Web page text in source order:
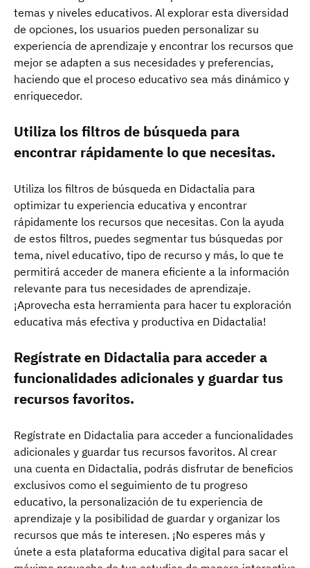
temas y niveles educativos. Al explorar esta diversidad
de opciones, los usuarios pueden personalizar su
experiencia de aprendizaje y encontrar los recursos que
mejor se adapten a sus necesidades y preferencias,
haciendo que el proceso educativo sea más dinámico y
enriquecedor.
Utiliza los filtros de búsqueda para
encontrar rápidamente lo que necesitas.
Utiliza los filtros de búsqueda en Didactalia para
optimizar tu experiencia educativa y encontrar
rápidamente los recursos que necesitas. Con la ayuda
de estos filtros, puedes segmentar tus búsquedas por
tema, nivel educativo, tipo de recurso y más, lo que te
permitirá acceder de manera eficiente a la información
relevante para tus necesidades de aprendizaje.
¡Aprovecha esta herramienta para hacer tu exploración
educativa más efectiva y productiva en Didactalia!
Regístrate en Didactalia para acceder a
funcionalidades adicionales y guardar tus
recursos favoritos.
Regístrate en Didactalia para acceder a funcionalidades
adicionales y guardar tus recursos favoritos. Al crear
una cuenta en Didactalia, podrás disfrutar de beneficios
exclusivos como el seguimiento de tu progreso
educativo, la personalización de tu experiencia de
aprendizaje y la posibilidad de guardar y organizar los
recursos que más te interesen. ¡No esperes más y
únete a esta plataforma educativa digital para sacar el